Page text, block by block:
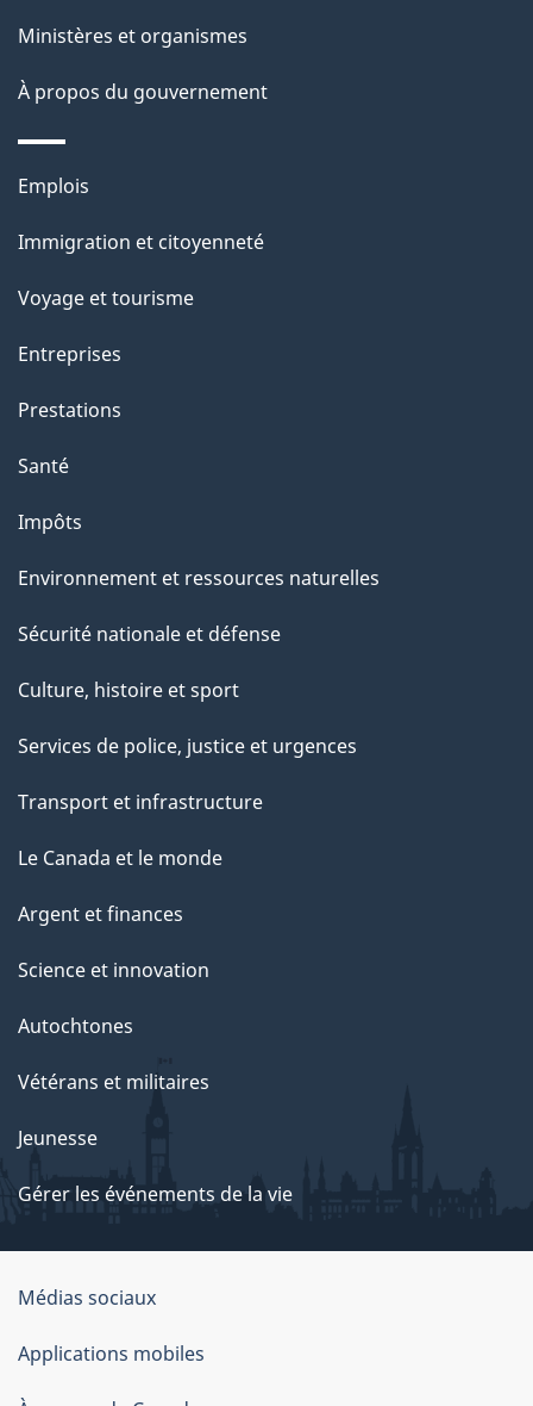
p
a
Ministères et organismes
À propos du gouvernement
Thèmes
sujets
Emplois
Immigration et citoyenneté
Voyage et tourisme
Entreprises
Prestations
Santé
Impôts
Environnement et ressources naturelles
Sécurité nationale et défense
Culture, histoire et sport
Services de police, justice et urgences
Transport et infrastructure
Le Canada et le monde
Argent et finances
Science et innovation
Autochtones
Vétérans et militaires
Jeunesse
Gérer les événements de la vie
Organisation
du
gouvernement
Médias sociaux
Applications mobiles